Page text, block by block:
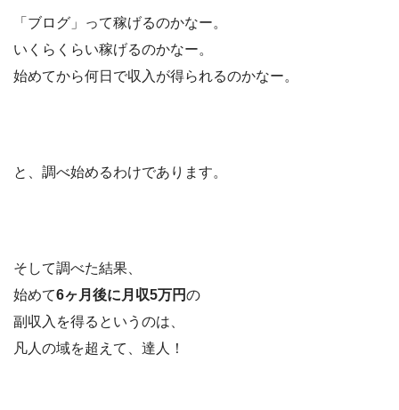
「ブログ」って稼げるのかなー。
いくらくらい稼げるのかなー。
始めてから何日で収入が得られるのかなー。
と、調べ始めるわけであります。
そして調べた結果、
始めて6ヶ月後に月収5万円の
副収入を得るというのは、
凡人の域を超えて、達人！